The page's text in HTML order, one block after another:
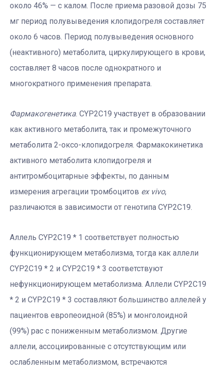
около 46% — с калом. После приема разовой дозы 75
мг период полувыведения клопидогреля составляет
около 6 часов. Период полувыведения основного
(неактивного) метаболита, циркулирующего в крови,
составляет 8 часов после однократного и
многократного применения препарата.
Фармакогенетика . CYP2C19 участвует в образовании
как активного метаболита, так и промежуточного
метаболита 2-оксо-клопидогреля. Фармакокинетика
активного метаболита клопидогреля и
антитромбоцитарные эффекты, по данным
измерения агрегации тромбоцитов ex vivo,
различаются в зависимости от генотипа CYP2C19.
Аллель CYP2C19 * 1 соответствует полностью
функционирующем метаболизма, тогда как аллели
CYP2C19 * 2 и CYP2C19 * 3 соответствуют
нефункционирующем метаболизма. Аллели CYP2C19
* 2 и CYP2C19 * 3 составляют большинство аллелей у
пациентов европеоидной (85%) и монголоидной
(99%) рас с пониженным метаболизмом. Другие
аллели, ассоциированные с отсутствующим или
ослабленным метаболизмом, встречаются